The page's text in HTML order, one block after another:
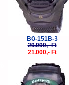
BG-151B-3
29.990,- Ft
21.000,- Ft